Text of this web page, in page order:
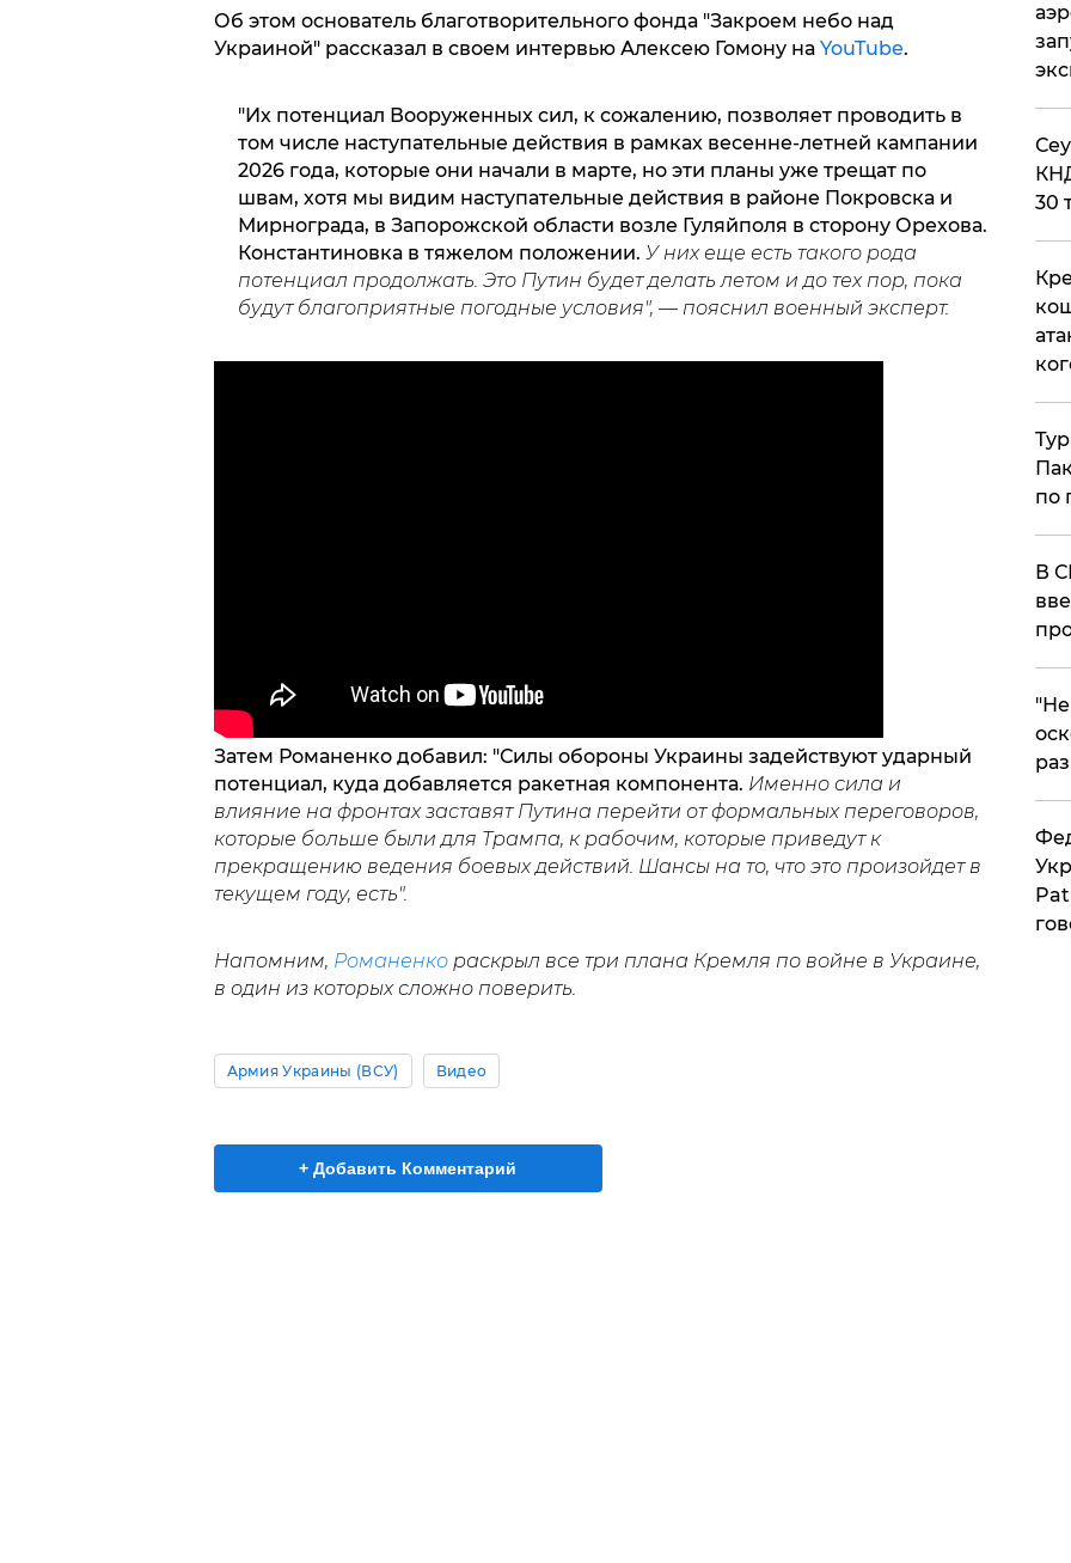
Об этом основатель благотворительного фонда "Закроем небо над
Украиной" рассказал в своем интервью Алексею Гомону на YouTube.
"Их потенциал Вооруженных сил, к сожалению, позволяет проводить в
том числе наступательные действия в рамках весенне-летней кампании
2026 года, которые они начали в марте, но эти планы уже трещат по
швам, хотя мы видим наступательные действия в районе Покровска и
Мирнограда, в Запорожской области возле Гуляйполя в сторону Орехова.
Константиновка в тяжелом положении. У них еще есть такого рода
потенциал продолжать. Это Путин будет делать летом и до тех пор, пока
будут благоприятные погодные условия", — пояснил военный эксперт.
Затем Романенко добавил: "Силы обороны Украины задействуют ударный
потенциал, куда добавляется ракетная компонента. Именно сила и
влияние на фронтах заставят Путина перейти от формальных переговоров,
которые больше были для Трампа, к рабочим, которые приведут к
прекращению ведения боевых действий. Шансы на то, что это произойдет в
текущем году, есть".
Напомним, Романенкораскрыл все три плана Кремля по войне в Украине,
в один из которых сложно поверить.
Армия Украины (ВСУ) Видео
+ Добавить Комментарий
30
по
В